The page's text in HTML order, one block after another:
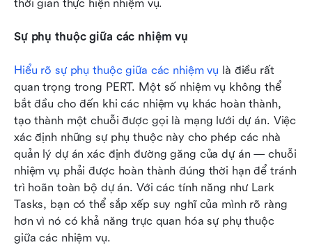
thời gian thực hiện nhiệm vụ.
Sự phụ thuộc giữa các nhiệm vụ
Hiểu rõ sự phụ thuộc giữa các nhiệm vụ là điều rất
quan trọng trong PERT. Một số nhiệm vụ không thể
bắt đầu cho đến khi các nhiệm vụ khác hoàn thành,
tạo thành một chuỗi được gọi là mạng lưới dự án. Việc
xác định những sự phụ thuộc này cho phép các nhà
quản lý dự án xác định đường găng của dự án — chuỗi
nhiệm vụ phải được hoàn thành đúng thời hạn để tránh
trì hoãn toàn bộ dự án. Với các tính năng như Lark
Tasks, bạn có thể sắp xếp suy nghĩ của mình rõ ràng
hơn vì nó có khả năng trực quan hóa sự phụ thuộc
giữa các nhiệm vụ.